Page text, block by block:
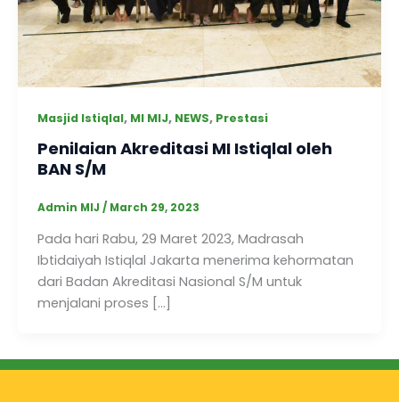
Masjid Istiqlal, MI MIJ, NEWS, Prestasi
Penilaian Akreditasi MI Istiqlal oleh
BAN S/M
Admin MIJ / March 29, 2023
Pada hari Rabu, 29 Maret 2023, Madrasah
Ibtidaiyah Istiqlal Jakarta menerima kehormatan
dari Badan Akreditasi Nasional S/M untuk
menjalani proses […]